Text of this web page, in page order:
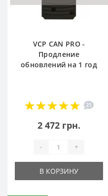
VCP CAN PRO -
Продление
обновлений на 1 год
21
2 472 грн.
- +
В КОРЗИНУ